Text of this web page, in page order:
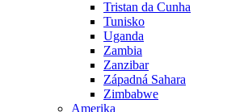
Tristan da Cunha
Tunisko
Uganda
Zambia
Zanzibar
Západná Sahara
Zimbabwe
Amerika